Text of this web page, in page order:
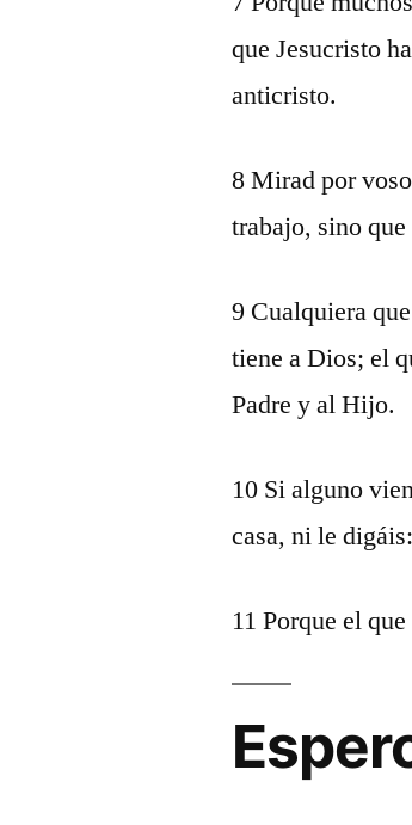
que Jesucristo
anticristo.
8 Mirad por
trabajo, sino
9 Cualquiera
tiene a Dios; el
Padre y al Hijo.
10 Si alguno
casa, ni le
11 Porque el